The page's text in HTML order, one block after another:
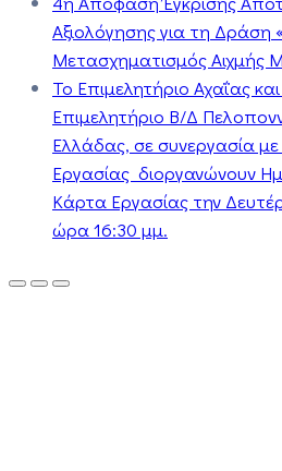
Αξιολόγησης για τη Δράση
Μετασχηματισμός Αιχμής
Το Επιμελητήριο Αχαΐας
Επιμελητήριο Β/Δ
Ελλάδας, σε συνεργασία
Εργασίας διοργανώνουν
Κάρτα Εργασίας την
ώρα 16:30 μμ.